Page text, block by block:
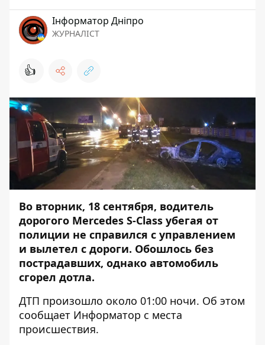
Інформатор Дніпро
ЖУРНАЛІСТ
👍
Во вторник, 18 сентября, водитель
дорогого Mercedes S-Class убегая от
полиции не справился с управлением
и вылетел с дороги. Обошлось без
пострадавших, однако автомобиль
сгорел дотла.
ДТП произошло около 01:00 ночи. Об этом
сообщает Информатор с места
происшествия.